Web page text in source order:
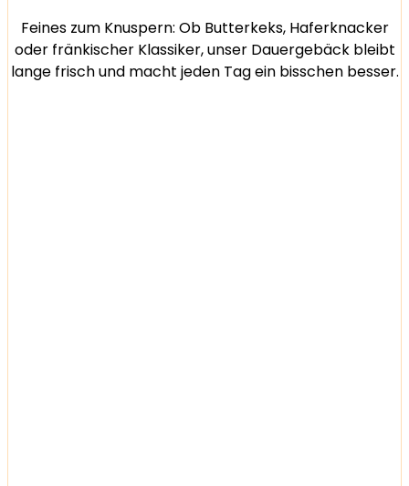
Feines zum Knuspern: Ob Butterkeks, Haferknacker
oder fränkischer Klassiker, unser Dauergebäck bleibt
lange frisch und macht jeden Tag ein bisschen besser.